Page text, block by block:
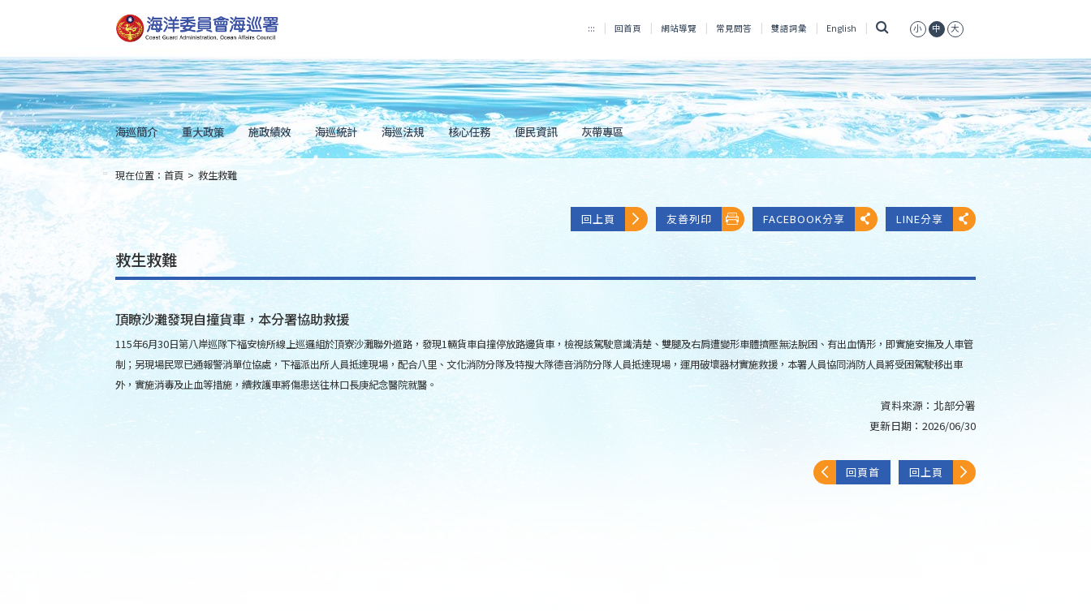
到
主
內
容
Skip
to
main
content
::: 回首頁 網站導覽 常見問答 雙語詞彙 English 小 中 大
海巡簡介 重大政策 施政績效 海巡統計 海巡法規 核心任務 便民資訊 灰帶專區
::: 現在位置： 首頁 > 救生救難
回上頁 友善列印 FACEBOOK分享 LINE分享
救生救難
頂瞭沙灘發現自撞貨車，本分署協助救援
115年6月30日第八岸巡隊下福安檢所線上巡邏組於頂寮沙灘聯外道路，發現1輛貨車自撞停放路邊貨車，檢視該駕駛意識清楚、雙腿及右肩遭變形車體擠壓無法脫困、有出血情形，即實施安撫及人車管
制；另現場民眾已通報警消單位協處，下福派出所人員抵達現場，配合八里、文化消防分隊及特搜大隊德音消防分隊人員抵達現場，運用破壞器材實施救援，本署人員協同消防人員將受困駕駛移出車
外，實施消毒及止血等措施，續救護車將傷患送往林口長庚紀念醫院就醫。
資料來源： 北部分署
更新日期： 2026/06/30
回頁首 回上頁